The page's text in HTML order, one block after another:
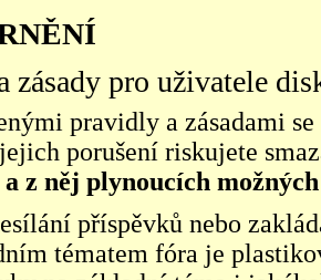
zásady pro uživatele
pravidly a zásadami
porušení riskujete
z něj plynoucích
příspěvků nebo
tématem fóra je